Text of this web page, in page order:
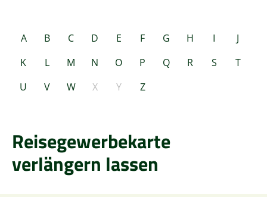
A B C D E F G H I
J
K
L M N O P Q R S
T
U
V W X Y Z
Reisegewerbekarte
verlängern lassen